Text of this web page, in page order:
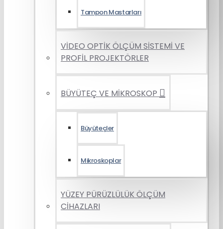
Tampon Mastarları
VİDEO OPTİK ÖLÇÜM SİSTEMİ VE
PROFİL PROJEKTÖRLER
BÜYÜTEÇ VE MİKROSKOP
Büyüteçler
Mikroskoplar
YÜZEY PÜRÜZLÜLÜK ÖLÇÜM
CİHAZLARI